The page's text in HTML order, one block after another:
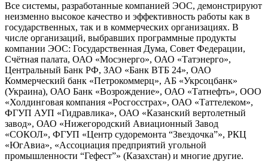
Все системы, разработанные компанией ЭОС, демонстрируют
неизменно высокое качество и эффективность работы как в
государственных, так и в коммерческих организациях. В
числе организаций, выбравших программные продукты
компании ЭОС: Государственная Дума, Совет Федерации,
Счётная палата, ОАО «Мосэнерго», ОАО «Татэнерго»,
Центральный Банк РФ, ЗАО «Банк ВТБ 24», ОАО
Коммерческий банк «Петрокоммерц», АБ «Укрсоцбанк»
(Украина), ОАО Банк «Возрождение», ОАО «Татнефть», ООО
«Холдинговая компания «Росгосстрах», ОАО «Таттелеком»,
ФГУП АУП «Гидравлика», ОАО «Казанский вертолетный
завод», ОАО «Нижегородский Авиационный Завод
«СОКОЛ», ФГУП «Центр судоремонта “Звездочка”», РКЦ
«ЮгАвиа», «Ассоциация предприятий угольной
промышленности “Гефест”» (Казахстан) и многие другие.